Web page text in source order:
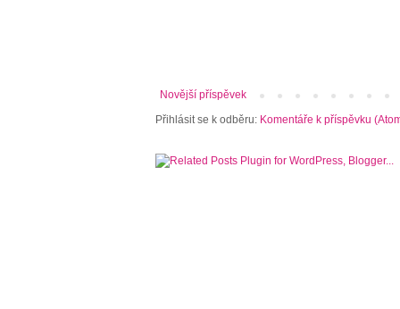
Novější příspěvek
Přihlásit se k odběru: Komentáře k příspěvku